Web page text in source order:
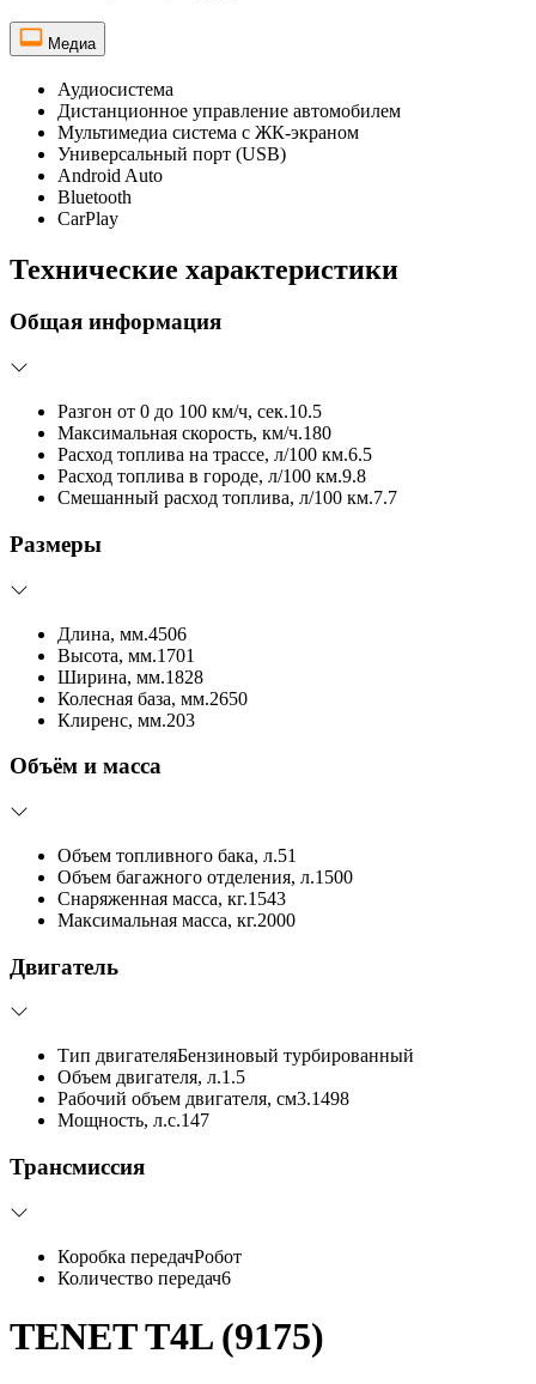
Медиа
Аудиосистема
Дистанционное управление автомобилем
Мультимедиа система с ЖК-экраном
Универсальный порт (USB)
Android Auto
Bluetooth
CarPlay
Технические характеристики
Общая информация
Разгон от 0 до 100 км/ч, сек.10.5
Максимальная скорость, км/ч.180
Расход топлива на трассе, л/100 км.6.5
Расход топлива в городе, л/100 км.9.8
Смешанный расход топлива, л/100 км.7.7
Размеры
Длина, мм.4506
Высота, мм.1701
Ширина, мм.1828
Колесная база, мм.2650
Клиренс, мм.203
Объём и масса
Объем топливного бака, л.51
Объем багажного отделения, л.1500
Снаряженная масса, кг.1543
Максимальная масса, кг.2000
Двигатель
Тип двигателяБензиновый турбированный
Объем двигателя, л.1.5
Рабочий объем двигателя, см3.1498
Мощность, л.с.147
Трансмиссия
Коробка передачРобот
Количество передач6
TENET T4L (9175)